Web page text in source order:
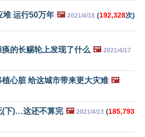
堆 运行50万年 🖼️ 2021/4/18 (192,328次)
的长赐轮上发现了什么 🖼️ 2021/4/17
心脏 给这城市带来更大灾难 🖼️
(下)…这还不算完 🖼️ 2021/4/13 (185,793